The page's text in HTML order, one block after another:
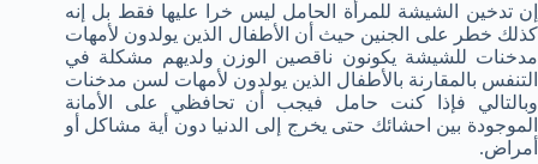
إن تدخين الشيشة للمرأة الحامل ليس خرا عليها فقط بل إنه
كذلك خطر على الجنين حيث أن الأطفال الذين يولدون لأمهات
مدخنات للشيشة يكونون ناقصين الوزن ولديهم مشكلة في
التنفس بالمقارنة بالأطفال الذين يولدون لأمهات لسن مدخنات
وبالتالي فإذا كنت حامل فيجب أن تحافظي على الأمانة
الموجودة بين احشائك حتى يخرج إلى الدنيا دون أية مشاكل أو
أمراض.